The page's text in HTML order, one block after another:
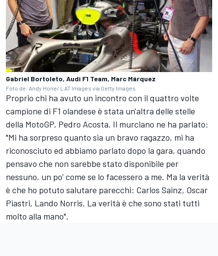
Gabriel Bortoleto, Audi F1 Team, Marc Márquez
Foto de: Andy Hone/ LAT Images via Getty Images
Proprio chi ha avuto un incontro con il quattro volte
campione di F1 olandese è stata un'altra delle stelle
della MotoGP, Pedro Acosta. Il murciano ne ha parlato:
"Mi ha sorpreso quanto sia un bravo ragazzo, mi ha
riconosciuto ed abbiamo parlato dopo la gara, quando
pensavo che non sarebbe stato disponibile per
nessuno, un po' come se lo facessero a me. Ma la verità
è che ho potuto salutare parecchi: Carlos Sainz, Oscar
Piastri, Lando Norris. La verità è che sono stati tutti
molto alla mano".